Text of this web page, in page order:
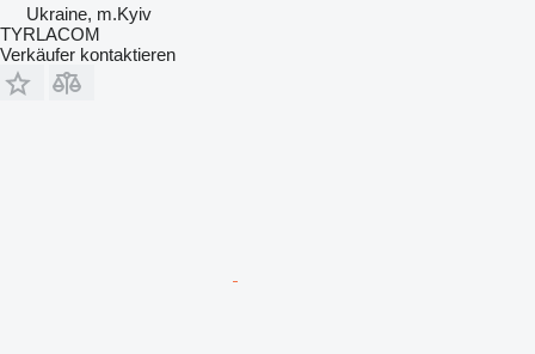
Ukraine, m.Kyiv
TYRLACOM
Verkäufer kontaktieren